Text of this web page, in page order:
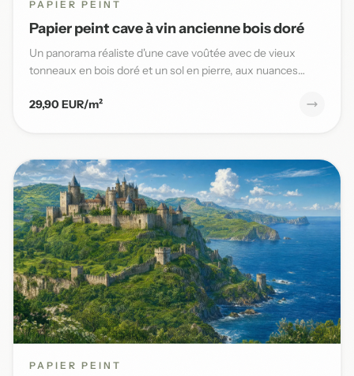
PAPIER PEINT
Papier peint cave à vin ancienne bois doré
Un panorama réaliste d'une cave voûtée avec de vieux
tonneaux en bois doré et un sol en pierre, aux nuances
29,90 EUR/m²
PAPIER PEINT